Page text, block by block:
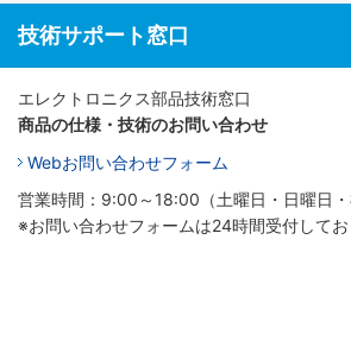
技術サポート窓口
エレクトロニクス部品技術窓口
商品の仕様・技術のお問い合わせ
Webお問い合わせフォーム
営業時間：9:00～18:00（土曜日・日曜日・
※お問い合わせフォームは24時間受付してお